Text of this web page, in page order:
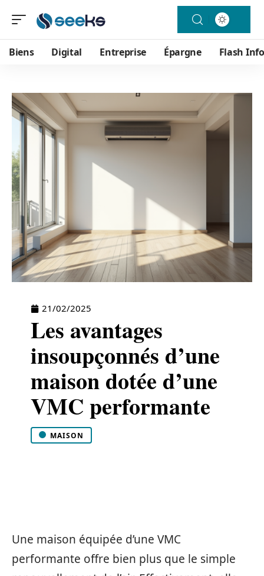
Biens Digital Entreprise Épargne Flash Info
21/02/2025
Les avantages
insoupçonnés d’une
maison dotée d’une
VMC performante
MAISON
Une maison équipée d’une VMC
performante offre bien plus que le simple